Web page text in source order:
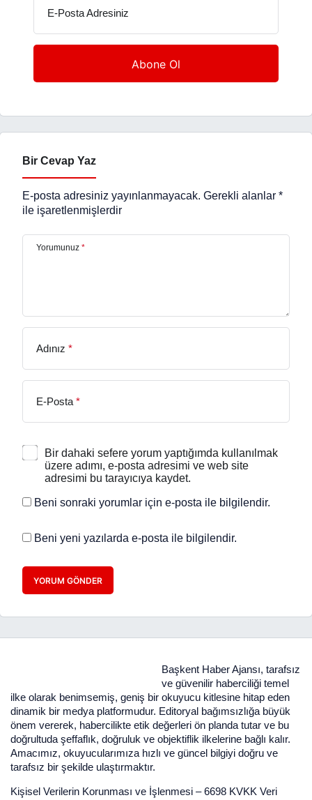
E-Posta Adresiniz
Bir Cevap Yaz
E-posta adresiniz yayınlanmayacak. Gerekli alanlar *
ile işaretlenmişlerdir
Yorumunuz *
Adınız *
E-Posta *
Bir dahaki sefere yorum yaptığımda kullanılmak
üzere adımı, e-posta adresimi ve web site
adresimi bu tarayıcıya kaydet.
Beni sonraki yorumlar için e-posta ile bilgilendir.
Beni yeni yazılarda e-posta ile bilgilendir.
YORUM GÖNDER
Başkent Haber Ajansı, tarafsız
ve güvenilir haberciliği temel
ilke olarak benimsemiş, geniş bir okuyucu kitlesine hitap eden
dinamik bir medya platformudur. Editoryal bağımsızlığa büyük
önem vererek, habercilikte etik değerleri ön planda tutar ve bu
doğrultuda şeffaflık, doğruluk ve objektiflik ilkelerine bağlı kalır.
Amacımız, okuyucularımıza hızlı ve güncel bilgiyi doğru ve
tarafsız bir şekilde ulaştırmaktır.
Kişisel Verilerin Korunması ve İşlenmesi –6698 KVKK Veri